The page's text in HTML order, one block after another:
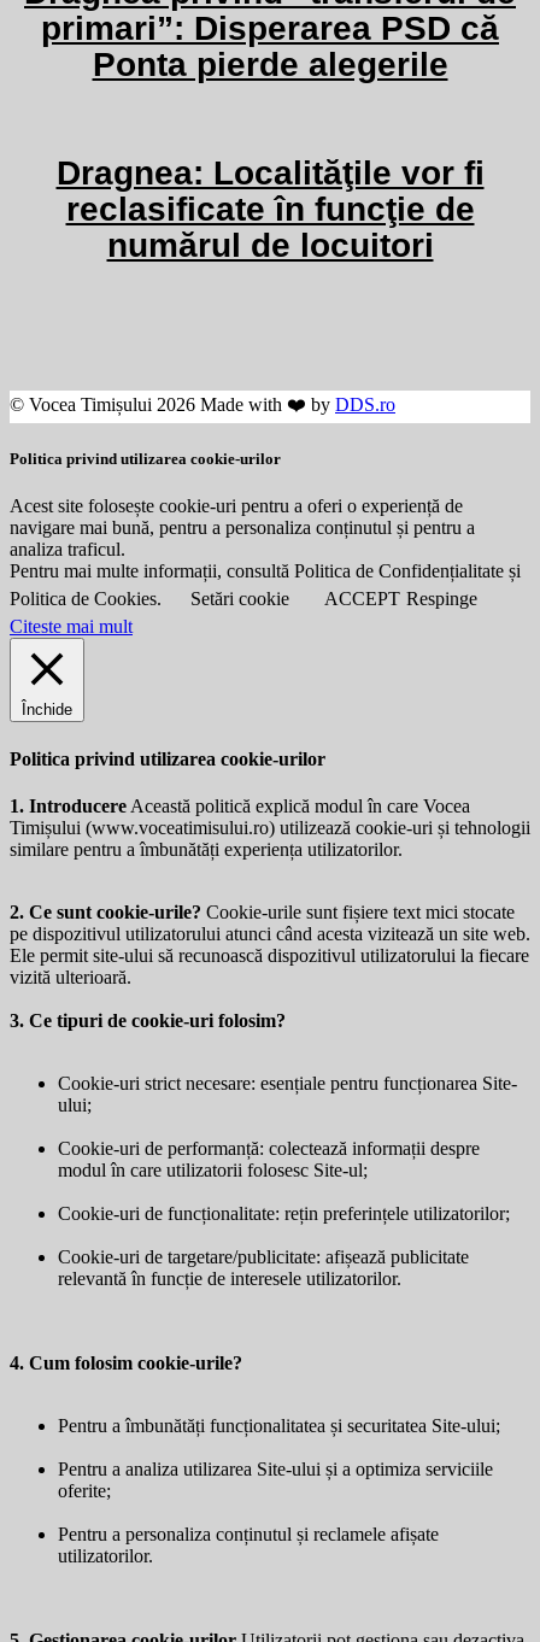
primari”: Disperarea PSD că
Ponta pierde alegerile
Dragnea: Localităţile vor fi
reclasificate în funcţie de
numărul de locuitori
© Vocea Timișului 2026 Made with ❤️ by DDS.ro
Politica privind utilizarea cookie-urilor
Acest site folosește cookie-uri pentru a oferi o experiență de
navigare mai bună, pentru a personaliza conținutul și pentru a
analiza traficul.
Pentru mai multe informații, consultă Politica de Confidențialitate și
Politica de Cookies.
Setări cookie ACCEPT Respinge
Citeste mai mult
Închide
Politica privind utilizarea cookie-urilor
1. Introducere Această politică explică modul în care Vocea
Timișului (www.voceatimisului.ro) utilizează cookie-uri și tehnologii
similare pentru a îmbunătăți experiența utilizatorilor.
2. Ce sunt cookie-urile? Cookie-urile sunt fișiere text mici stocate
pe dispozitivul utilizatorului atunci când acesta vizitează un site web.
Ele permit site-ului să recunoască dispozitivul utilizatorului la fiecare
vizită ulterioară.
3. Ce tipuri de cookie-uri folosim?
Cookie-uri strict necesare: esențiale pentru funcționarea Site-
ului;
Cookie-uri de performanță: colectează informații despre
modul în care utilizatorii folosesc Site-ul;
Cookie-uri de funcționalitate: rețin preferințele utilizatorilor;
Cookie-uri de targetare/publicitate: afișează publicitate
relevantă în funcție de interesele utilizatorilor.
4. Cum folosim cookie-urile?
Pentru a îmbunătăți funcționalitatea și securitatea Site-ului;
Pentru a analiza utilizarea Site-ului și a optimiza serviciile
oferite;
Pentru a personaliza conținutul și reclamele afișate
utilizatorilor.